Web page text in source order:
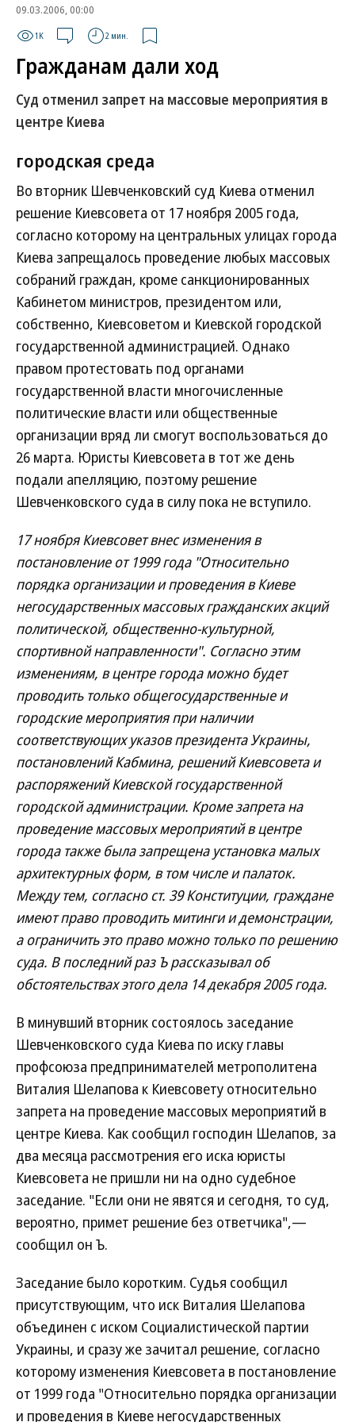
09.03.2006, 00:00
1K 2 мин.
Гражданам дали ход
Суд отменил запрет на массовые мероприятия в
центре Киева
городская среда
Во вторник Шевченковский суд Киева отменил
решение Киевсовета от 17 ноября 2005 года,
согласно которому на центральных улицах города
Киева запрещалось проведение любых массовых
собраний граждан, кроме санкционированных
Кабинетом министров, президентом или,
собственно, Киевсоветом и Киевской городской
государственной администрацией. Однако
правом протестовать под органами
государственной власти многочисленные
политические власти или общественные
организации вряд ли смогут воспользоваться до
26 марта. Юристы Киевсовета в тот же день
подали апелляцию, поэтому решение
Шевченковского суда в силу пока не вступило.
17 ноября Киевсовет внес изменения в
постановление от 1999 года "Относительно
порядка организации и проведения в Киеве
негосударственных массовых гражданских акций
политической, общественно-культурной,
спортивной направленности". Согласно этим
изменениям, в центре города можно будет
проводить только общегосударственные и
городские мероприятия при наличии
соответствующих указов президента Украины,
постановлений Кабмина, решений Киевсовета и
распоряжений Киевской государственной
городской администрации. Кроме запрета на
проведение массовых мероприятий в центре
города также была запрещена установка малых
архитектурных форм, в том числе и палаток.
Между тем, согласно ст. 39 Конституции, граждане
имеют право проводить митинги и демонстрации,
а ограничить это право можно только по решению
суда. В последний раз Ъ рассказывал об
обстоятельствах этого дела 14 декабря 2005 года.
В минувший вторник состоялось заседание
Шевченковского суда Киева по иску главы
профсоюза предпринимателей метрополитена
Виталия Шелапова к Киевсовету относительно
запрета на проведение массовых мероприятий в
центре Киева. Как сообщил господин Шелапов, за
два месяца рассмотрения его иска юристы
Киевсовета не пришли ни на одно судебное
заседание. "Если они не явятся и сегодня, то суд,
вероятно, примет решение без ответчика",—
сообщил он Ъ.
Заседание было коротким. Судья сообщил
присутствующим, что иск Виталия Шелапова
объединен с иском Социалистической партии
Украины, и сразу же зачитал решение, согласно
которому изменения Киевсовета в постановление
от 1999 года "Относительно порядка организации
и проведения в Киеве негосударственных